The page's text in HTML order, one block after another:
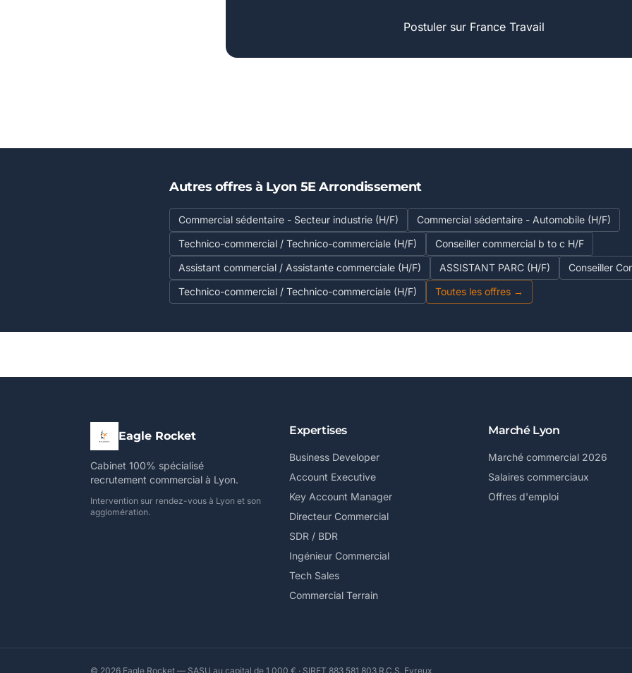
Postuler sur France Travail
Autres offres à Lyon 5E Arrondissement
Commercial sédentaire - Secteur industrie (H/F)
Commercial sédentaire - Automobile (H/F)
Technico-commercial / Technico-commerciale (H/F)
Conseiller commercial b to c H/F
Assistant commercial / Assistante commerciale (H/F)
ASSISTANT PARC (H/F)
Conseiller
Technico-commercial / Technico-commerciale (H/F)
Toutes les offres →
Eagle Rocket
Cabinet 100% spécialisé
recrutement commercial à Lyon.
Intervention sur rendez-vous à Lyon et son
agglomération.
Expertises
Business Developer
Account Executive
Key Account Manager
Directeur Commercial
SDR / BDR
Ingénieur Commercial
Tech Sales
Commercial Terrain
Marché Lyon
Marché commercial 2026
Salaires commerciaux
Offres d'emploi
© 2026 Eagle Rocket — SASU au capital de 1 000 € · SIRET 883 581 803 R.C.S. Evreux